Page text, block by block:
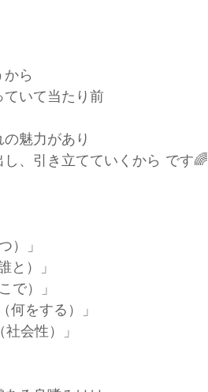
ら
いて当たり前
魅力があり
、引き立てていくから です🌈
）」
と）」
で）」
何をする）」
会性）」